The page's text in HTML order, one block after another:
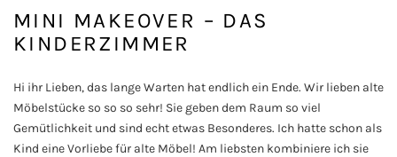
MINI MAKEOVER – DAS
KINDERZIMMER
Hi ihr Lieben, das lange Warten hat endlich ein Ende. Wir lieben alte
Möbelstücke so so so sehr! Sie geben dem Raum so viel
Gemütlichkeit und sind echt etwas Besonderes. Ich hatte schon als
Kind eine Vorliebe für alte Möbel! Am liebsten kombiniere ich sie